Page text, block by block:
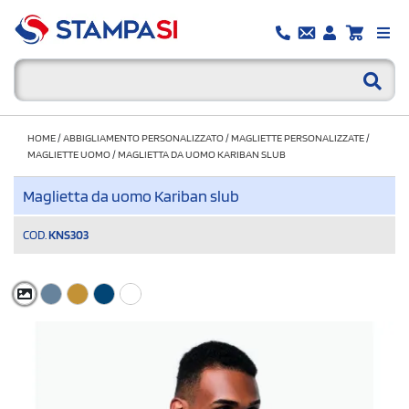
HOME/ABBIGLIAMENTO PERSONALIZZATO/MAGLIETTE PERSONALIZZATE/
MAGLIETTE UOMO/MAGLIETTA DA UOMO KARIBAN SLUB
Maglietta da uomo Kariban slub
COD. KNS303